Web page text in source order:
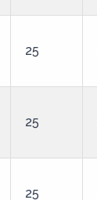
25
25
25